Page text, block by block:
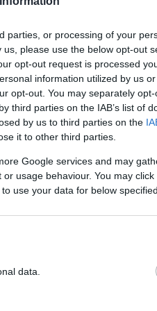
parties, or processing of your
please use the below opt-out
opt-out request is processed
information utilized by us
opt-out. You may separately
third parties on the IAB’s list of
by us to third parties on the
it to other third parties.
Google services and may
usage behaviour. You may
use your data for below
data.
τη πρόθεση της
), που αποτελούν
δε, και την οριστική
οι συγκεκριμένες
στην
αντίστοιχες στο
να προσέλθουν
είναι σαφές ότι η
τα περιθώρια